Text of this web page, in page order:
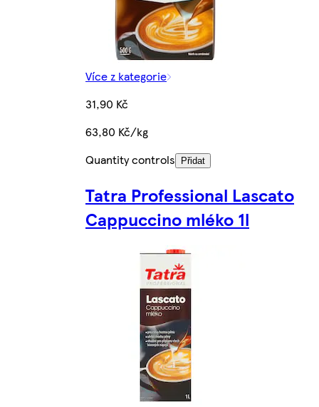
Více z kategorie
31,90 Kč
63,80 Kč/kg
Quantity controls
Přidat
Tatra Professional Lascato
Cappuccino mléko 1l